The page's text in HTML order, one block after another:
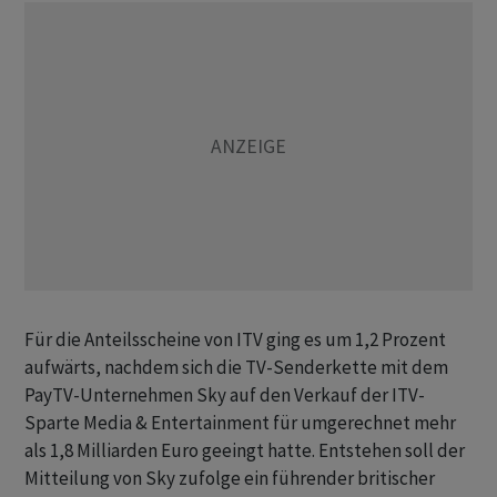
Für die Anteilsscheine von ITV ging es um 1,2 Prozent
aufwärts, nachdem sich die TV-Senderkette mit dem
PayTV-Unternehmen Sky auf den Verkauf der ITV-
Sparte Media & Entertainment für umgerechnet mehr
als 1,8 Milliarden Euro geeingt hatte. Entstehen soll der
Mitteilung von Sky zufolge ein führender britischer